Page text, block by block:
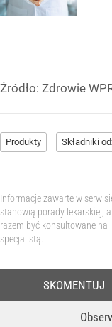
Źródło: Zdrowie
Produkty Składniki
Informacje zawarte w
stanowią porady lekarskiej,
razem być konsultowane na
specjalistą.
SKOMENTUJ